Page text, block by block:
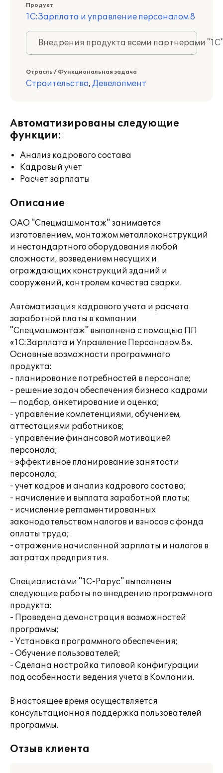
Продукт
1С:Зарплата и управление персоналом 8
Внедрения продукта всеми партнерами
Отрасль / Функциональная задача
Строительство, Девелопмент
Автоматизированы следующие
функции:
Анализ кадрового состава
Кадровый учет
Расчет зарплаты
Описание
ОАО "Спецмашмонтаж" занимается
изготовлением, монтажом металлоконструкций
и нестандартного оборудования любой
сложности, возведением несущих и
ограждающих конструкций зданий и
сооружений, контролем качества сварки.
Автоматизация кадрового учета и расчета
заработной платы в компании
"Спецмашмонтаж" выполнена с помощью ПП
«1С:Зарплата и Управление Персоналом 8».
Основные возможности программного
продукта:
- планирование потребностей в персонале;
- решение задач обеспечения бизнеса кадрами
— подбор, анкетирование и оценка;
- управление компетенциями, обучением,
аттестациями работников;
- управление финансовой мотивацией
персонала;
- эффективное планирование занятости
персонала;
- учет кадров и анализ кадрового состава;
- начисление и выплата заработной платы;
- исчисление регламентированных
законодательством налогов и взносов с фонда
оплаты труда;
- отражение начисленной зарплаты и налогов в
затратах предприятия.
Специалистами "1С-Рарус" выполнены
следующие работы по внедрению программного
продукта:
- Проведена демонстрация возможностей
программы;
- Установка программного обеспечения;
- Обучение пользователей;
- Сделана настройка типовой конфигурации
под особенности ведения учета в Компании.
В настоящее время осуществляется
консультационная поддержка пользователей
программы.
Отзыв клиента